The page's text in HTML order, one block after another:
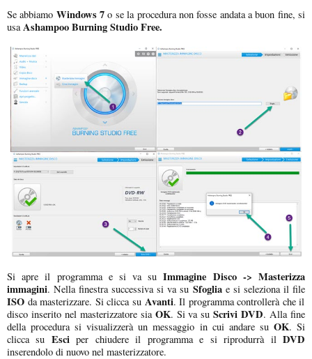
Se abbiamo Windows 7 o se la procedura non fosse andata a buon fine, si
usa Ashampoo Burning Studio Free.
Si apre il programma e si va suImmagine Disco -> Masterizza
immagini. Nella finestra successiva si va su Sfogliae si seleziona il file
ISO da masterizzare. Si clicca suAvanti. Il programma controllerà che il
disco inserito nel masterizzatore siaOK. Si va suScrivi DVD. Alla fine
della procedura si visualizzerà un messaggio in cui andare su OK. Si
clicca su Esciper chiudere il programma e si riprodurrà ilDVD
inserendolo di nuovo nel masterizzatore.